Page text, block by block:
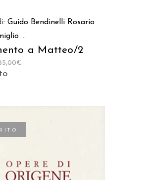
Guido Bendinelli Rosario
...
a Matteo/2
€